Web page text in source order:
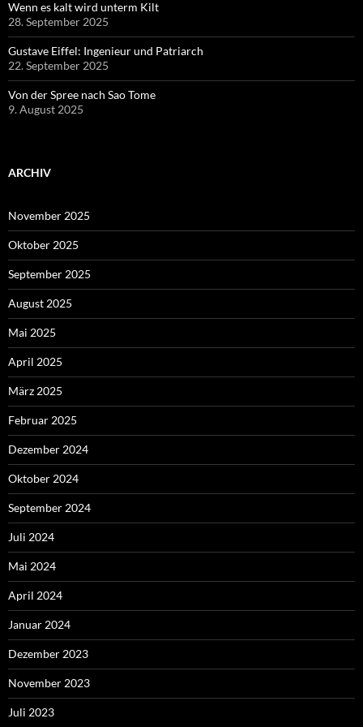
Wenn es kalt wird unterm Kilt
28. September 2025
Gustave Eiffel: Ingenieur und Patriarch
22. September 2025
Von der Spree nach Sao Tome
9. August 2025
ARCHIV
November 2025
Oktober 2025
September 2025
August 2025
Mai 2025
April 2025
März 2025
Februar 2025
Dezember 2024
Oktober 2024
September 2024
Juli 2024
Mai 2024
April 2024
Januar 2024
Dezember 2023
November 2023
Juli 2023